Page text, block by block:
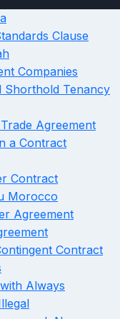
Clause
Companies
Shorthold Tenancy
Agreement
a Contract
Contract
Morocco
Agreement
Contract
Always